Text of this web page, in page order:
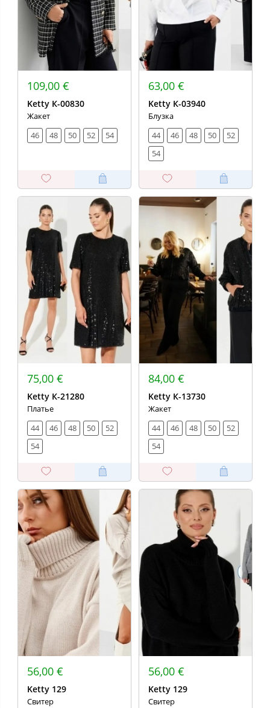
109,00 €
Ketty К-00830
Жакет
46
48 50 52 54
63,00 €
Ketty К-03940
Блузка
44
46 48 50
52
54
75,00 €
Ketty К-21280
Платье
44
46 48 50
52
54
84,00 €
Ketty К-13730
Жакет
44
46 48 50
52
54
56,00 €
Ketty 129
Свитер
56,00 €
Ketty 129
Свитер